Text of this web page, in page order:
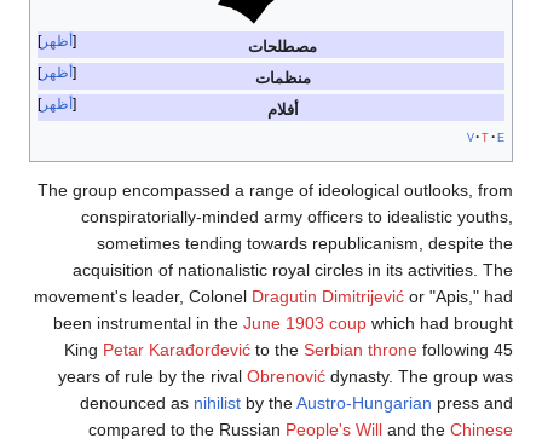
أظهر مصطلحات
أظهر منظمات
أظهر أفلام
v t e
The group encompassed a range of ideological outlooks, from
conspiratorially-minded army officers to idealistic youths,
sometimes tending towards republicanism, despite the
acquisition of nationalistic royal circles in its activities. The
movement's leader, Colonel Dragutin Dimitrijević or "Apis," had
been instrumental in the June 1903 coup which had brought
King Petar Karađorđević to the Serbian throne following 45
years of rule by the rival Obrenović dynasty. The group was
denounced as nihilist by theAustro-Hungarian press and
compared to the Russian People's Will and the Chinese